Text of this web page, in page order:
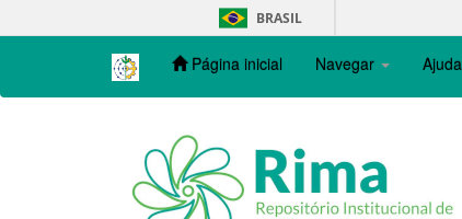
navigation
BRASIL
Página inicial Navegar Ajuda